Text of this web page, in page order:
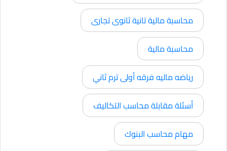
محاسبة مالية تانية ثانوى تجارى
محاسبة مالية
رياضه ماليه فرقه أولى ترم ثاني
أسئلة مقابلة محاسب التكاليف
مهام محاسب البنوك